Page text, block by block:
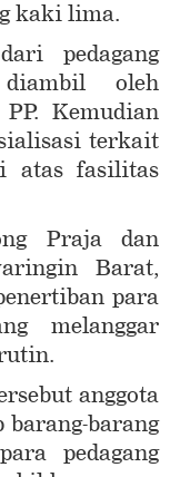
kaki lima.
pedagang
oleh
Kemudian
terkait
atas fasilitas
Praja dan
Barat,
para
melanggar
anggota
barang
pedagang